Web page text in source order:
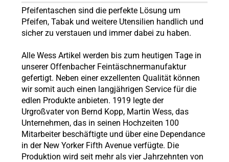
Pfeifentaschen sind die perfekte Lösung um
Pfeifen, Tabak und weitere Utensilien handlich und
sicher zu verstauen und immer dabei zu haben.
Alle Wess Artikel werden bis zum heutigen Tage in
unserer Offenbacher Feintäschnermanufaktur
gefertigt. Neben einer exzellenten Qualität können
wir somit auch einen langjährigen Service für die
edlen Produkte anbieten. 1919 legte der
Urgroßvater von Bernd Kopp, Martin Wess, das
Unternehmen, das in seinen Hochzeiten 100
Mitarbeiter beschäftigte und über eine Dependance
in der New Yorker Fifth Avenue verfügte. Die
Produktion wird seit mehr als vier Jahrzehnten von